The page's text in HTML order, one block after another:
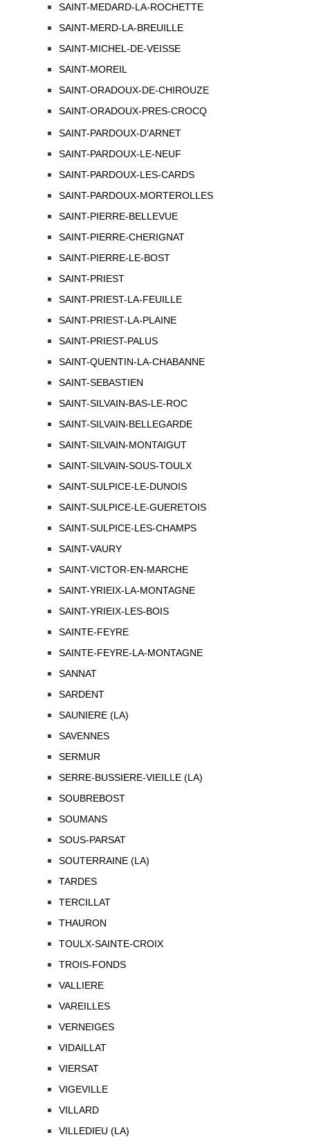
SAINT-MEDARD-LA-ROCHETTE
SAINT-MERD-LA-BREUILLE
SAINT-MICHEL-DE-VEISSE
SAINT-MOREIL
SAINT-ORADOUX-DE-CHIROUZE
SAINT-ORADOUX-PRES-CROCQ
SAINT-PARDOUX-D'ARNET
SAINT-PARDOUX-LE-NEUF
SAINT-PARDOUX-LES-CARDS
SAINT-PARDOUX-MORTEROLLES
SAINT-PIERRE-BELLEVUE
SAINT-PIERRE-CHERIGNAT
SAINT-PIERRE-LE-BOST
SAINT-PRIEST
SAINT-PRIEST-LA-FEUILLE
SAINT-PRIEST-LA-PLAINE
SAINT-PRIEST-PALUS
SAINT-QUENTIN-LA-CHABANNE
SAINT-SEBASTIEN
SAINT-SILVAIN-BAS-LE-ROC
SAINT-SILVAIN-BELLEGARDE
SAINT-SILVAIN-MONTAIGUT
SAINT-SILVAIN-SOUS-TOULX
SAINT-SULPICE-LE-DUNOIS
SAINT-SULPICE-LE-GUERETOIS
SAINT-SULPICE-LES-CHAMPS
SAINT-VAURY
SAINT-VICTOR-EN-MARCHE
SAINT-YRIEIX-LA-MONTAGNE
SAINT-YRIEIX-LES-BOIS
SAINTE-FEYRE
SAINTE-FEYRE-LA-MONTAGNE
SANNAT
SARDENT
SAUNIERE (LA)
SAVENNES
SERMUR
SERRE-BUSSIERE-VIEILLE (LA)
SOUBREBOST
SOUMANS
SOUS-PARSAT
SOUTERRAINE (LA)
TARDES
TERCILLAT
THAURON
TOULX-SAINTE-CROIX
TROIS-FONDS
VALLIERE
VAREILLES
VERNEIGES
VIDAILLAT
VIERSAT
VIGEVILLE
VILLARD
VILLEDIEU (LA)